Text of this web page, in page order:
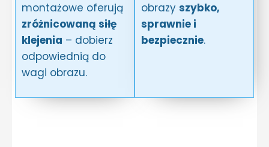
montażowe oferują
zróżnicowaną siłę
klejenia – dobierz
odpowiednią do
wagi obrazu.
obrazy szybko,
sprawnie i
bezpiecznie.